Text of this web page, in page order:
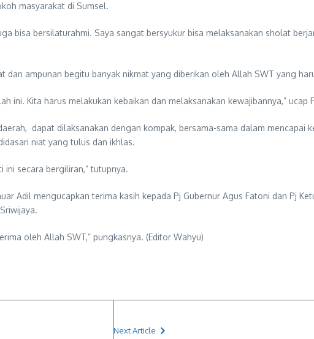
masyarakat di Sumsel.
bisa bersilaturahmi. Saya sangat bersyukur bisa melaksanakan sholat
dan ampunan begitu banyak nikmat yang diberikan oleh Allah SWT yang
ini. Kita harus melakukan kebaikan dan melaksanakan kewajibannya,” ucap
dapat dilaksanakan dengan kompak, bersama-sama dalam mencapai
niat yang tulus dan ikhlas.
ini secara bergiliran,” tutupnya.
Adil mengucapkan terima kasih kepada Pj Gubernur Agus Fatoni dan Pj
oleh Allah SWT,” pungkasnya. (Editor Wahyu)
Next Article